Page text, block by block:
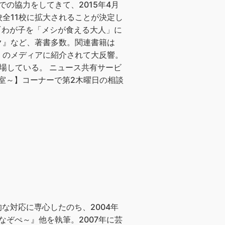
の協力をしてきて、2015年4月
11校に拡大されることが決定し
が子を「メシが食える大人」に
など、著書多数。関連書籍は
メディアに紹介されて大反響。
している。 ニュース共有サービ
～】コーナーで第2木曜日の相談
対応に専心したのち、2004年
ぞぺ～』他を執筆。2007年に芸